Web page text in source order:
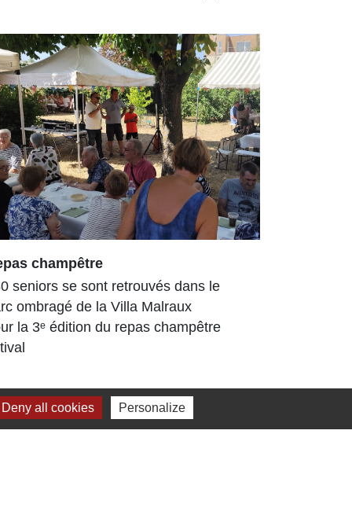
champêtre
seniors se sont retrouvés dans le
ombragé de la Villa Malraux
la 3ᵉ édition du repas champêtre
ont...
Deny all cookies Personalize